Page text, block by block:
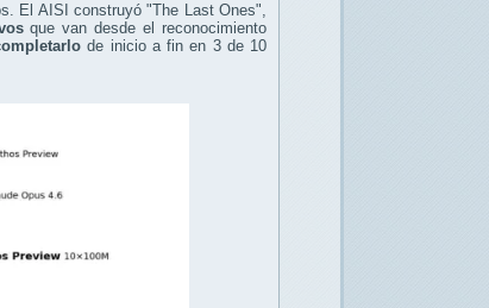
El AISI construyó "The Last Ones",
que van desde el reconocimiento
de inicio a fin en 3 de 10